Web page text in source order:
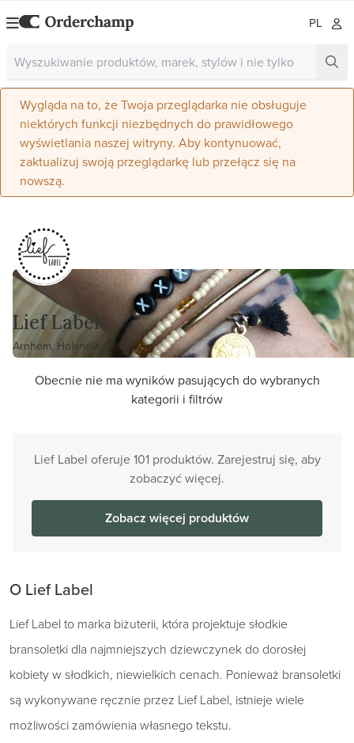
PL
Wygląda na to, że Twoja przeglądarka nie obsługuje
niektórych funkcji niezbędnych do prawidłowego
wyświetlania naszej witryny. Aby kontynuować,
zaktualizuj swoją przeglądarkę lub przełącz się na
nowszą.
Lief Label
Arnhem, Holandia
Obecnie nie ma wyników pasujących do wybranych
kategorii i filtrów
Lief Label oferuje 101 produktów. Zarejestruj się, aby
zobaczyć więcej.
Zobacz więcej produktów
O Lief Label
Lief Label to marka biżuterii, która projektuje słodkie
bransoletki dla najmniejszych dziewczynek do dorosłej
kobiety w słodkich, niewielkich cenach. Ponieważ bransoletki
są wykonywane ręcznie przez Lief Label, istnieje wiele
możliwości zamówienia własnego tekstu.